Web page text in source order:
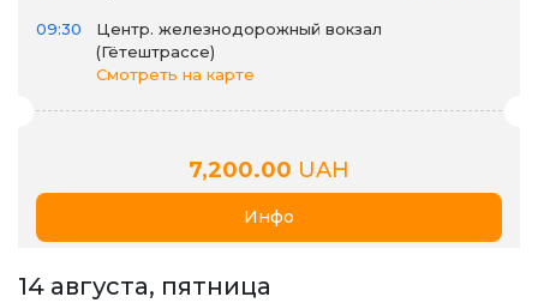
09:30
Центр. железнодорожный вокзал
(Гётештрассе)
Смотреть на карте
7,200.00 UAH
Инфо
14 августа, пятница